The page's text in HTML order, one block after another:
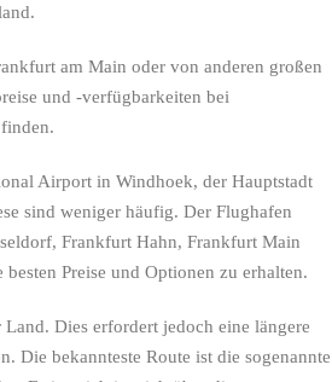
am Main oder von anderen großen
und -verfügbarkeiten bei
Airport in Windhoek, der Hauptstadt
sind weniger häufig. Der Flughafen
Frankfurt Hahn, Frankfurt Main
Preise und Optionen zu erhalten.
Dies erfordert jedoch eine längere
Die bekannteste Route ist die sogenannte